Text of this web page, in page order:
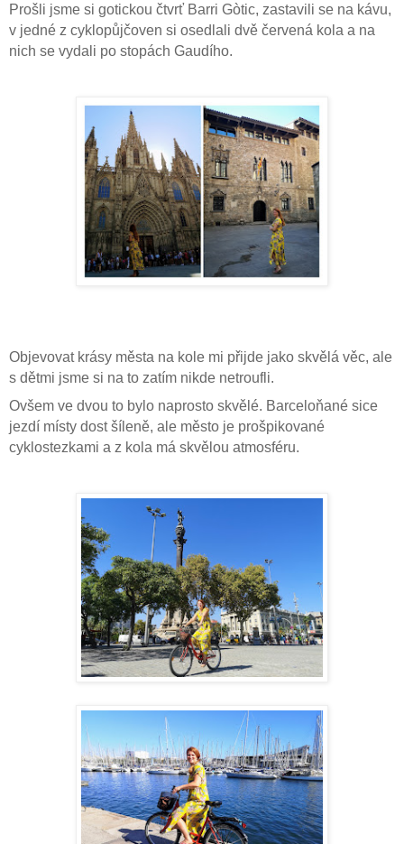
Prošli jsme si gotickou čtvrť Barri Gòtic, zastavili se na kávu,
v jedné z cyklopůjčoven si osedlali dvě červená kola a na
nich se vydali po stopách Gaudího.
Objevovat krásy města na kole mi přijde jako skvělá věc, ale
s dětmi jsme si na to zatím nikde netroufli.
Ovšem ve dvou to bylo naprosto skvělé. Barceloňané sice
jezdí místy dost šíleně, ale město je prošpikované
cyklostezkami a z kola má skvělou atmosféru.